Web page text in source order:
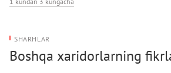
Bo'limlar/cho'ntaklar (tashqi): bir cho‘ntak
SHARHLAR
Boshqa xaridorlarning